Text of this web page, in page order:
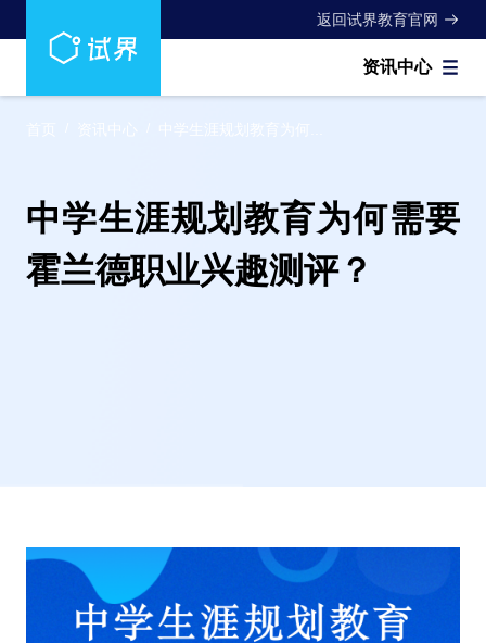
返回试界教育官网
资讯中心
中学生涯规划教育为何...
中学生涯规划教育为何需要
霍兰德职业兴趣测评？